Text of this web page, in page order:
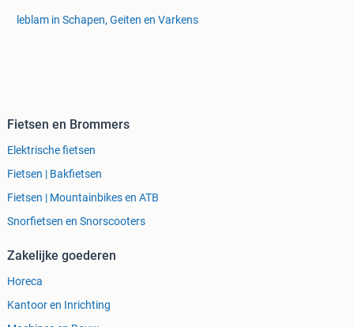
leblam in Schapen, Geiten en Varkens
Fietsen en Brommers
Elektrische fietsen
Fietsen | Bakfietsen
Fietsen | Mountainbikes en ATB
Snorfietsen en Snorscooters
Zakelijke goederen
Horeca
Kantoor en Inrichting